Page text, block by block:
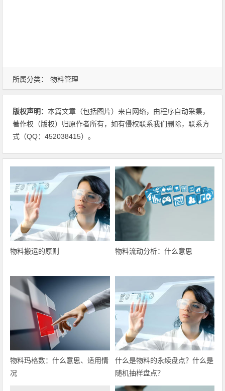
所属分类： 物料管理
版权声明：本篇文章（包括图片）来自网络，由程序自动采集，
著作权（版权）归原作者所有，如有侵权联系我们删除，联系方
式（QQ：452038415）。
物料搬运的原则 物料流动分析：什么意思
物料玛格数：什么意思、适用情
况
什么是物料的永续盘点？什么是
随机抽样盘点？